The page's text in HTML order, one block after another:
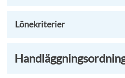
Lönekriterier